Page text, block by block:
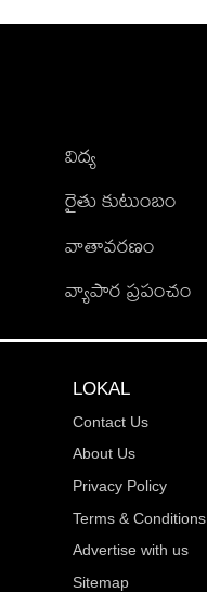
విద్య
రైతు కుటుంబం
వాతావరణం
వ్యాపార ప్రపంచం
LOKAL
Contact Us
About Us
Privacy Policy
Terms & Conditions
Advertise with us
Sitemap